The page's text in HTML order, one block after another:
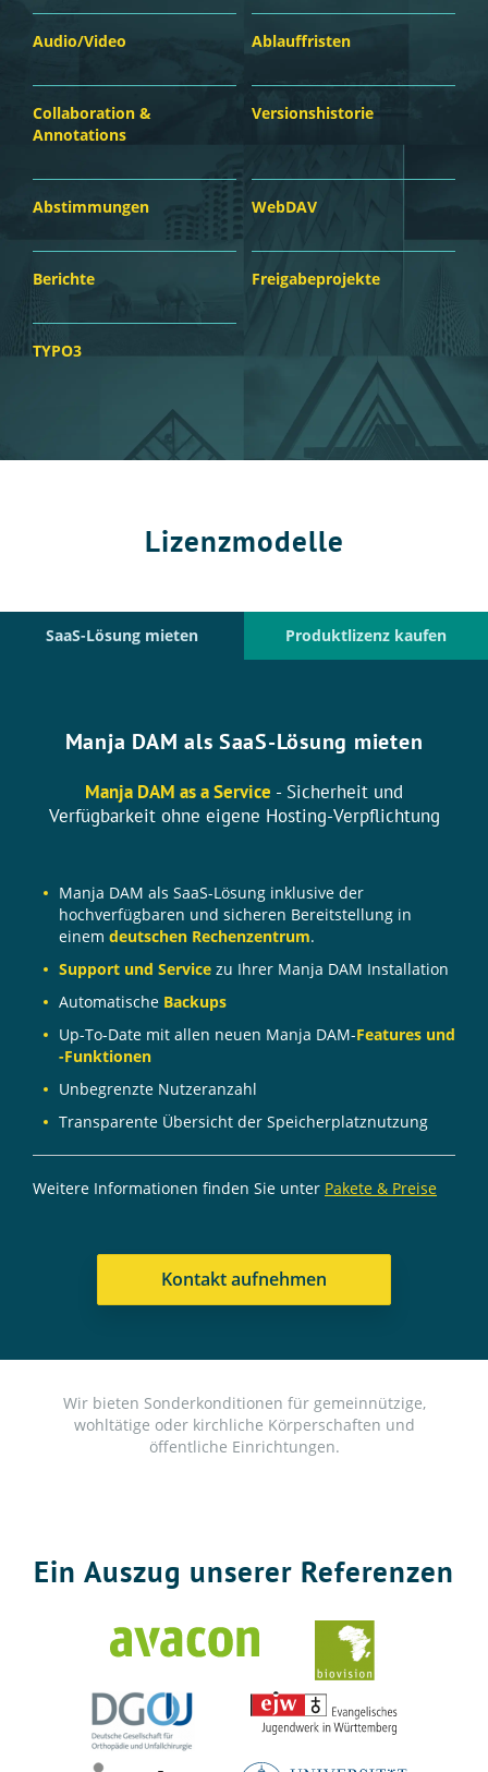
Audio/Video Ablauffristen
Collaboration &
Annotations
Versionshistorie
Abstimmungen WebDAV
Berichte Freigabeprojekte
TYPO3
Lizenzmodelle
SaaS-Lösung mieten Produktlizenz kaufen
Manja DAM als SaaS-Lösung mieten
Manja DAM as a Service - Sicherheit und
Verfügbarkeit ohne eigene Hosting-Verpflichtung
Manja DAM als SaaS-Lösung inklusive der
hochverfügbaren und sicheren Bereitstellung in
einem deutschen Rechenzentrum.
Support und Service zu Ihrer Manja DAM Installation
Automatische Backups
Up-To-Date mit allen neuen Manja DAM-Features und
-Funktionen
Unbegrenzte Nutzeranzahl
Transparente Übersicht der Speicherplatznutzung
Weitere Informationen finden Sie unter Pakete & Preise
Kontakt aufnehmen
Wir bieten Sonderkonditionen für gemeinnützige,
wohltätige oder kirchliche Körperschaften und
öffentliche Einrichtungen.
Ein Auszug unserer Referenzen